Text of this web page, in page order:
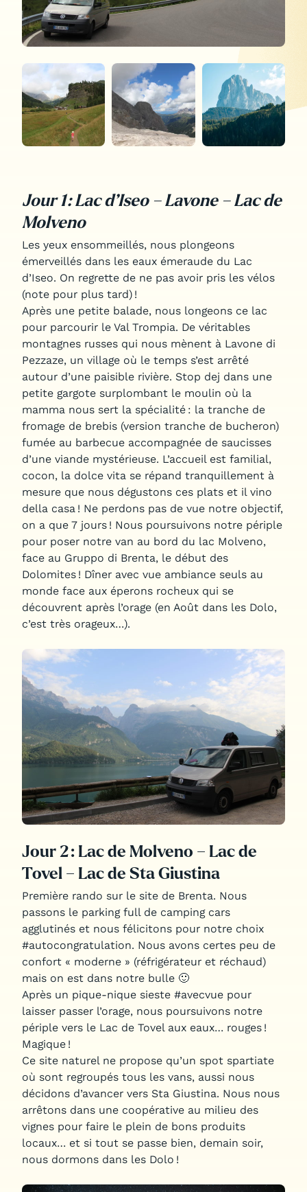
Jour 1 : Lac d’Iseo – Lavone – Lac de
Molveno
Les yeux ensommeillés, nous plongeons
émerveillés dans les eaux émeraude du Lac
d’Iseo. On regrette de ne pas avoir pris les vélos
(note pour plus tard) !
Après une petite balade, nous longeons ce lac
pour parcourir le Val Trompia. De véritables
montagnes russes qui nous mènent à Lavone di
Pezzaze, un village où le temps s’est arrêté
autour d’une paisible rivière. Stop dej dans une
petite gargote surplombant le moulin où la
mamma nous sert la spécialité : la tranche de
fromage de brebis (version tranche de bucheron)
fumée au barbecue accompagnée de saucisses
d’une viande mystérieuse. L’accueil est familial,
cocon, la dolce vita se répand tranquillement à
mesure que nous dégustons ces plats et il vino
della casa ! Ne perdons pas de vue notre objectif,
on a que 7 jours ! Nous poursuivons notre périple
pour poser notre van au bord du lac Molveno,
face au Gruppo di Brenta, le début des
Dolomites ! Dîner avec vue ambiance seuls au
monde face aux éperons rocheux qui se
découvrent après l’orage (en Août dans les Dolo,
c’est très orageux…).
Jour 2 : Lac de Molveno – Lac de
Tovel – Lac de Sta Giustina
Première rando sur le site de Brenta. Nous
passons le parking full de camping cars
agglutinés et nous félicitons pour notre choix
#autocongratulation. Nous avons certes peu de
confort « moderne » (réfrigérateur et réchaud)
mais on est dans notre bulle 🙂
Après un pique-nique sieste #avecvue pour
laisser passer l’orage, nous poursuivons notre
périple vers le Lac de Tovel aux eaux… rouges !
Magique !
Ce site naturel ne propose qu’un spot spartiate
où sont regroupés tous les vans, aussi nous
décidons d’avancer vers Sta Giustina. Nous nous
arrêtons dans une coopérative au milieu des
vignes pour faire le plein de bons produits
locaux… et si tout se passe bien, demain soir,
nous dormons dans les Dolo !